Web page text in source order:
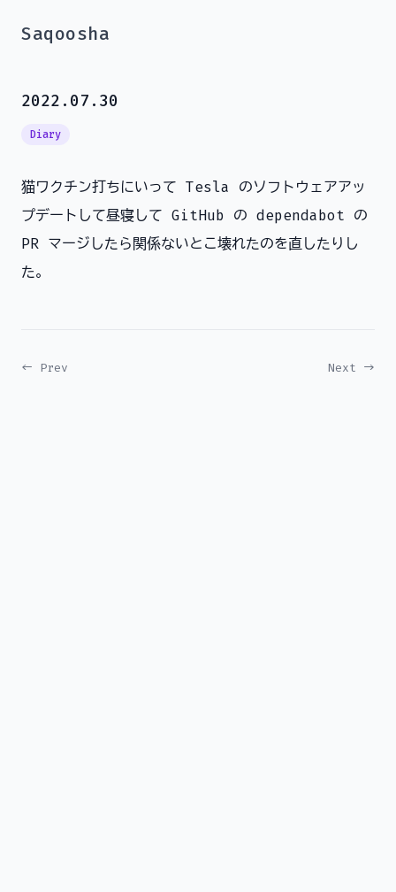
Saqoosha
2022.07.30
Diary
猫ワクチン打ちにいって Tesla のソフトウェアアッ
プデートして昼寝して GitHub の dependabot の
PR マージしたら関係ないとこ壊れたのを直したりし
た。
← Prev Next →